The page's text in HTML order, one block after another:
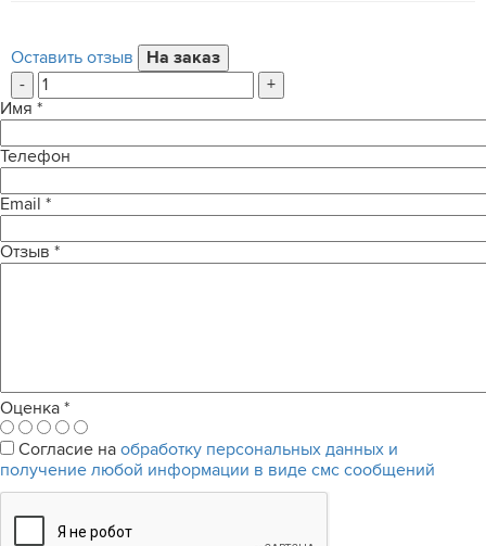
Оставить отзыв
-
+
Имя *
Телефон
Email *
Отзыв *
Оценка *
Согласие на обработку персональных данных и
получение любой информации в виде смс сообщений